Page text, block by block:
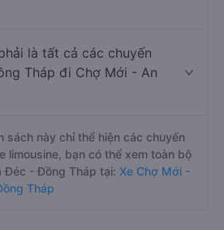
là tất cả các chuyến
Tháp đi Chợ Mới - An
sách này chỉ thể hiện các chuyến
limousine, bạn có thể xem toàn bộ
Đéc - Đồng Tháp tại: Xe Chợ Mới -
Tháp